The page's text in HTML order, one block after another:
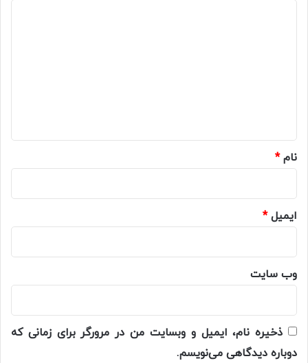
نام*
ایمیل*
وب‌ سایت
ذخیره نام، ایمیل و وبسایت من در مرورگر برای زمانی که
دوباره دیدگاهی می‌نویسم.